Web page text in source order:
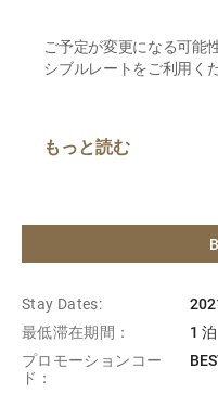
ご予定が変更になる可能
シブルレートをご利用く
もっと読む
Stay Dates:
最低滞在期間：
1 泊
プロモーションコー
ド：